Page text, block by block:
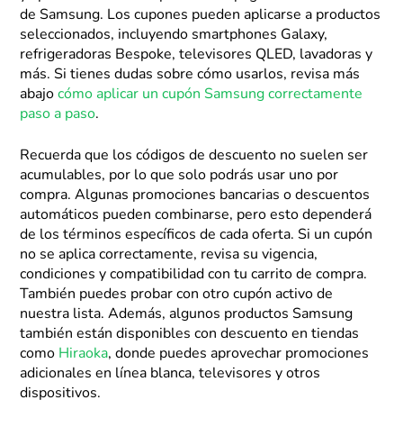
de Samsung. Los cupones pueden aplicarse a productos
seleccionados, incluyendo smartphones Galaxy,
refrigeradoras Bespoke, televisores QLED, lavadoras y
más. Si tienes dudas sobre cómo usarlos, revisa más
abajocómo aplicar un cupón Samsung correctamente
paso a paso.
Recuerda que los códigos de descuento no suelen ser
acumulables, por lo que solo podrás usar uno por
compra. Algunas promociones bancarias o descuentos
automáticos pueden combinarse, pero esto dependerá
de los términos específicos de cada oferta. Si un cupón
no se aplica correctamente, revisa su vigencia,
condiciones y compatibilidad con tu carrito de compra.
También puedes probar con otro cupón activo de
nuestra lista. Además, algunos productos Samsung
también están disponibles con descuento en tiendas
como Hiraoka, donde puedes aprovechar promociones
adicionales en línea blanca, televisores y otros
dispositivos.